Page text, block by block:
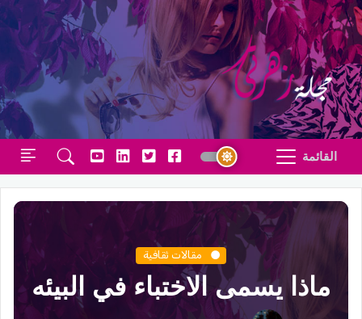
القائمة
مقالات ثقافية
ماذا يسمى الاختباء في البيئه